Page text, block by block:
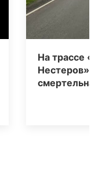
На трассе
Нестеров»